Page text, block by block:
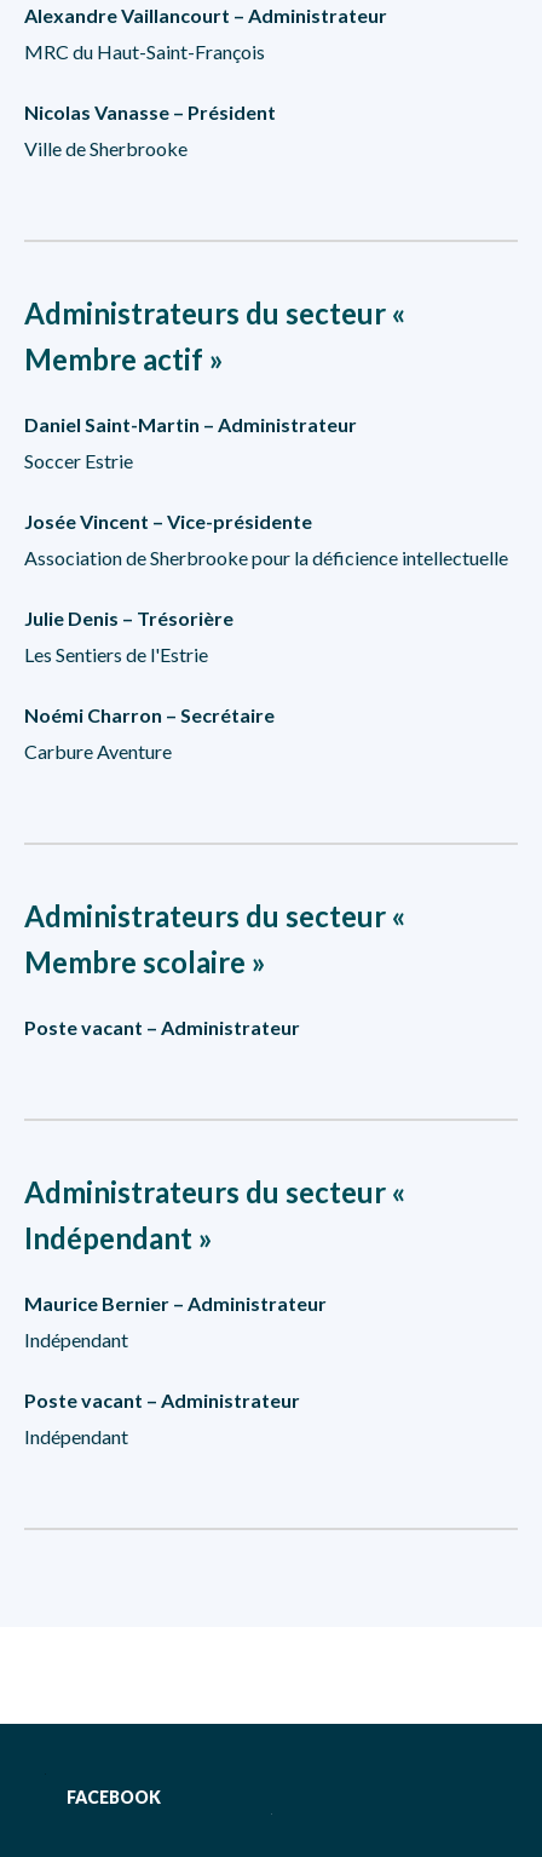
Alexandre Vaillancourt – Administrateur
MRC du Haut-Saint-François
Nicolas Vanasse – Président
Ville de Sherbrooke
Administrateurs du secteur «
Membre actif »
Daniel Saint-Martin – Administrateur
Soccer Estrie
Josée Vincent – Vice-présidente
Association de Sherbrooke pour la déficience intellectuelle
Julie Denis – Trésorière
Les Sentiers de l'Estrie
Noémi Charron – Secrétaire
Carbure Aventure
Administrateurs du secteur «
Membre scolaire »
Poste vacant – Administrateur
Administrateurs du secteur «
Indépendant »
Maurice Bernier – Administrateur
Indépendant
Poste vacant – Administrateur
Indépendant
FACEBOOK